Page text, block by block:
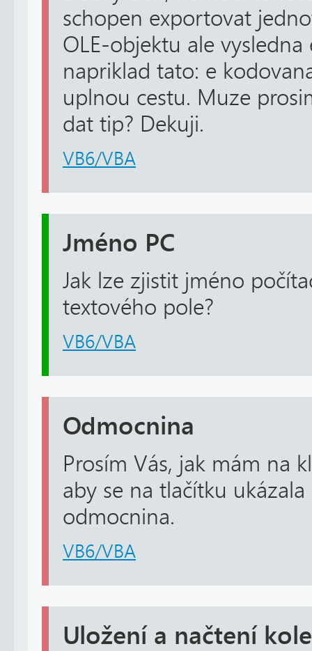
schopen exportovat
OLE-objektu ale
napriklad tato: e
uplnou cestu. Muze
dat tip? Dekuji.
VB6/VBA
Jméno PC
Jak lze zjistit jméno
textového pole?
VB6/VBA
Odmocnina
Prosím Vás, jak mám na
aby se na tlačítku
odmocnina.
VB6/VBA
Uložení a načtení